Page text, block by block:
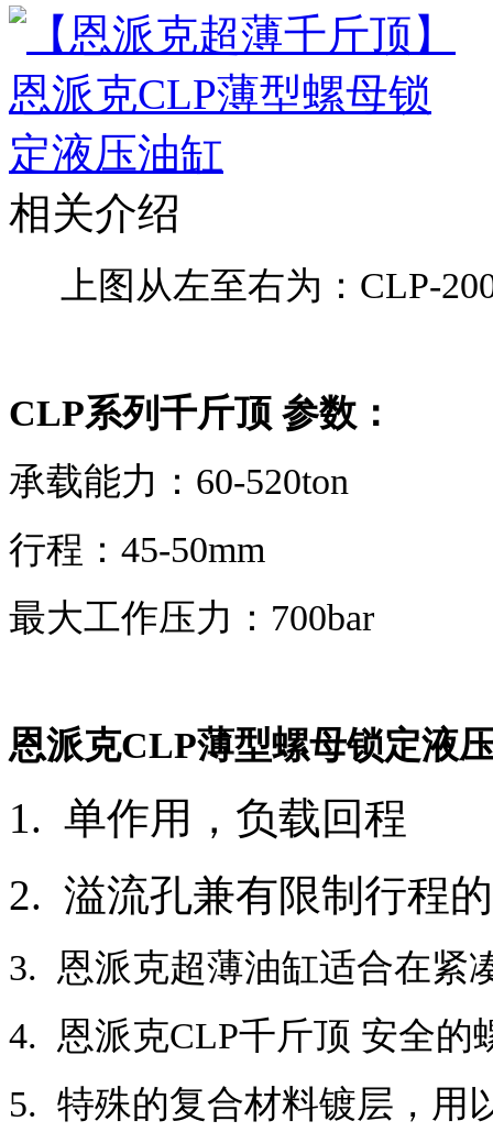
相关介绍
上图从左至右为：CLP-
CLP系列千斤顶 参数：
承载能力：60-520ton
行程：45-50mm
最大工作压力：700bar
恩派克CLP薄型螺母锁定液
1. 单作用，负载回程
2. 溢流孔兼有限制行程
3. 恩派克超薄油缸适合在紧
4. 恩派克CLP千斤顶 安全的
5. 特殊的复合材料镀层，用